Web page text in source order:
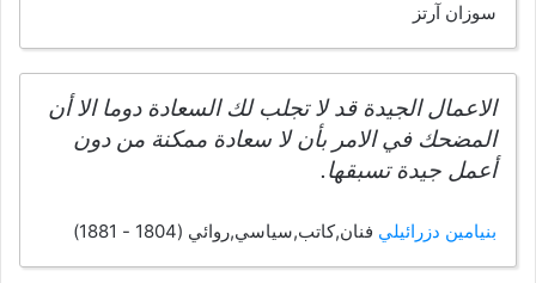
سوزان آرتز
الاعمال الجيدة قد لا تجلب لك السعادة دوما الا أن
المضحك في الامر بأن لا سعادة ممكنة من دون
أعمل جيدة تسبقها.
بنيامين دزرائيلي فنان,كاتب,سياسي,روائي (1804 - 1881)